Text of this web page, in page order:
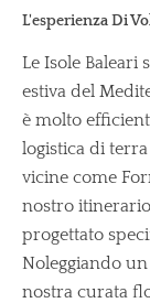
L'esperienza Di
Le Isole Baleari
estiva del
è molto
logistica di
vicine come
nostro
progettato
Noleggiando
nostra curata